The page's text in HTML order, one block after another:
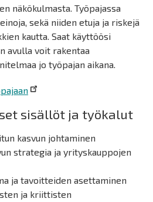
näkökulmasta. Työpajassa
sekä niiden etuja ja riskejä
kautta. Saat käyttöösi
avulla voit rakentaa
jo työpajan aikana.
sisällöt ja työkalut
kasvun johtaminen
strategia ja yrityskauppojen
ja tavoitteiden asettaminen
ja kriittisten